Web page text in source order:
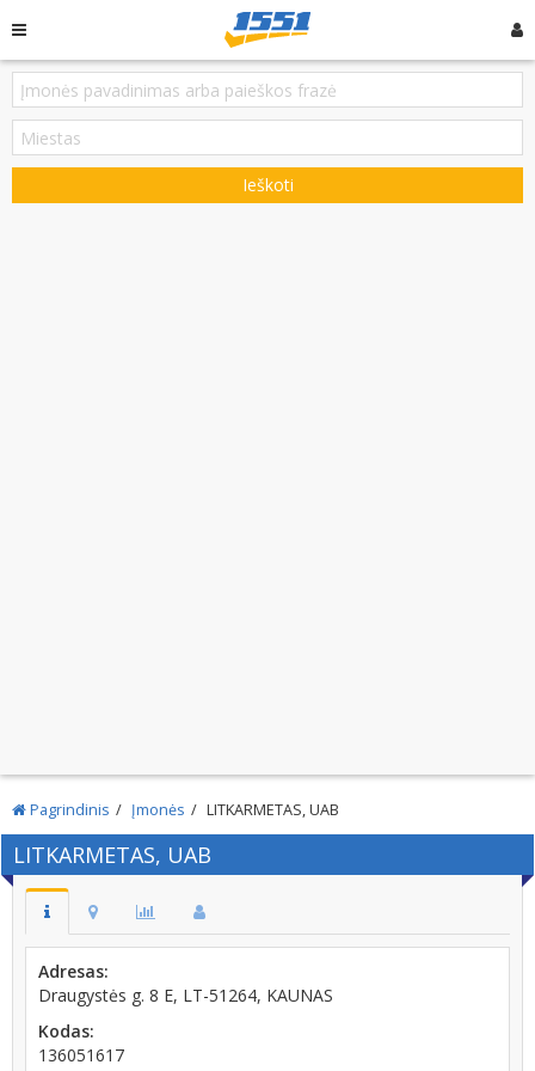
Ieškoti
Pagrindinis Įmonės LITKARMETAS, UAB
LITKARMETAS, UAB
Adresas:
Draugystės g. 8 E, LT-51264, KAUNAS
Kodas:
136051617